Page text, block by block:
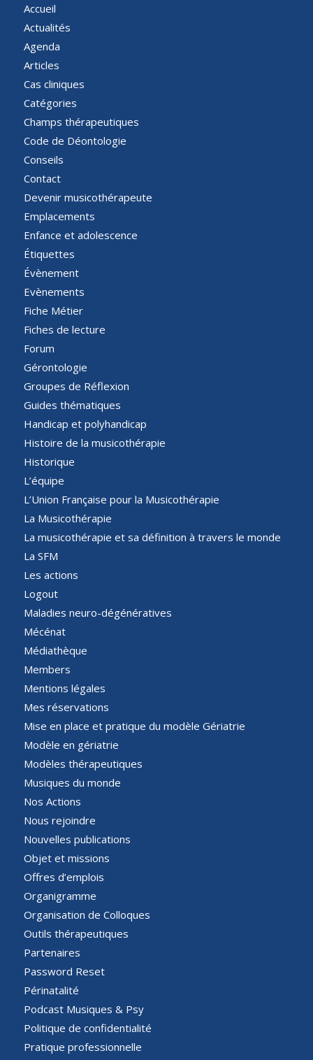
Accueil
Actualités
Agenda
Articles
Cas cliniques
Catégories
Champs thérapeutiques
Code de Déontologie
Conseils
Contact
Devenir musicothérapeute
Emplacements
Enfance et adolescence
Étiquettes
Évènement
Evènements
Fiche Métier
Fiches de lecture
Forum
Gérontologie
Groupes de Réflexion
Guides thématiques
Handicap et polyhandicap
Histoire de la musicothérapie
Historique
L’équipe
L’Union Française pour la Musicothérapie
La Musicothérapie
La musicothérapie et sa définition à travers le monde
La SFM
Les actions
Logout
Maladies neuro-dégénératives
Mécénat
Médiathèque
Members
Mentions légales
Mes réservations
Mise en place et pratique du modèle Gériatrie
Modèle en gériatrie
Modèles thérapeutiques
Musiques du monde
Nos Actions
Nous rejoindre
Nouvelles publications
Objet et missions
Offres d’emplois
Organigramme
Organisation de Colloques
Outils thérapeutiques
Partenaires
Password Reset
Périnatalité
Podcast Musiques & Psy
Politique de confidentialité
Pratique professionnelle